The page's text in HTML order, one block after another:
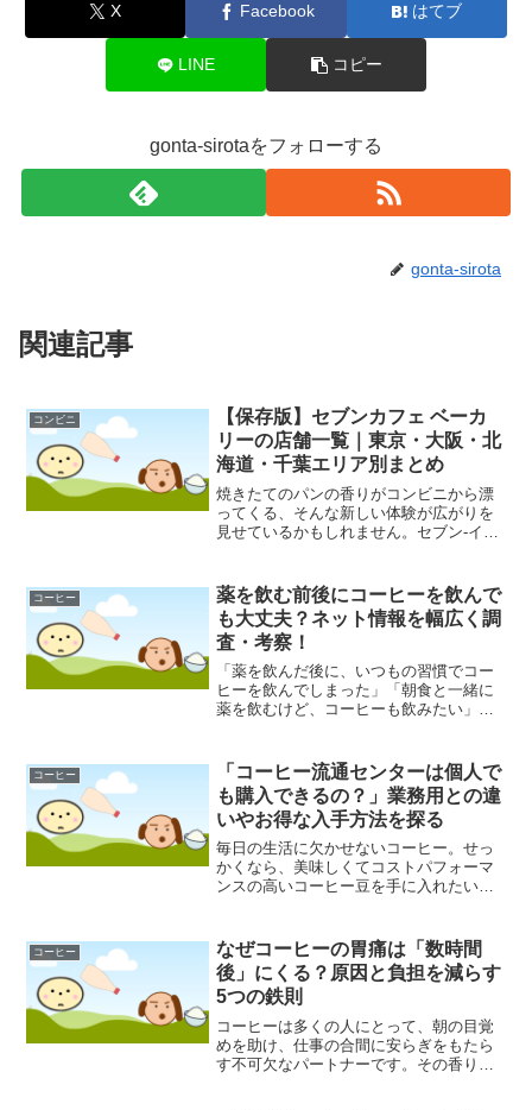
X Facebook はてブ
LINE コピー
gonta-sirotaをフォローする
gonta-sirota
関連記事
コンビニ
【保存版】セブンカフェ ベーカ
リーの店舗一覧｜東京・大阪・北
海道・千葉エリア別まとめ
焼きたてのパンの香りがコンビニから漂
ってくる、そんな新しい体験が広がりを
見せているかもしれません。セブン-イレ
焼き上げた本格的なパンを提供し、多く
のパン好きから注目を...
コーヒー
薬を飲む前後にコーヒーを飲んで
も大丈夫？ネット情報を幅広く調
査・考察！
「薬を飲んだ後に、いつもの習慣でコー
ヒーを飲んでしまった」「朝食と一緒に
薬を飲むけど、コーヒーも飲みたい」な
か？コーヒーは日常的な飲み物であり、
薬を服用する機会も誰にでも...
コーヒー
「コーヒー流通センターは個人で
も購入できるの？」業務用との違
いやお得な入手方法を探る
毎日の生活に欠かせないコーヒー。せっ
かくなら、美味しくてコストパフォーマ
ンスの高いコーヒー豆を手に入れたいと
的で新鮮なコーヒーを自宅で楽しめたら
素敵ですよね。そんな中、...
コーヒー
なぜコーヒーの胃痛は「数時間
後」にくる？原因と負担を減らす
5つの鉄則
コーヒーは多くの人にとって、朝の目覚
めを助け、仕事の合間に安らぎをもたら
す不可欠なパートナーです。その香り高